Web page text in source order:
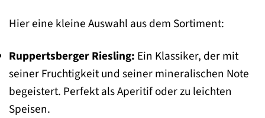
Hier eine kleine Auswahl aus dem Sortiment:
Ruppertsberger Riesling: Ein Klassiker, der mit
seiner Fruchtigkeit und seiner mineralischen Note
begeistert. Perfekt als Aperitif oder zu leichten
Speisen.